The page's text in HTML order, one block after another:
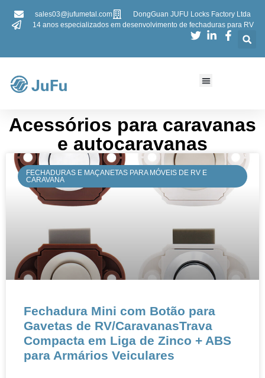
sales03@jufumetal.com
DongGuan JUFU Locks Factory Ltda
14 anos especializados em desenvolvimento de fechaduras para RV
Acessórios para caravanas
e autocaravanas
FECHADURAS E MAÇANETAS PARA MÓVEIS DE RV E
CARAVANA
Fechadura Mini com Botão para
Gavetas de RV/CaravanasTrava
Compacta em Liga de Zinco + ABS
para Armários Veiculares